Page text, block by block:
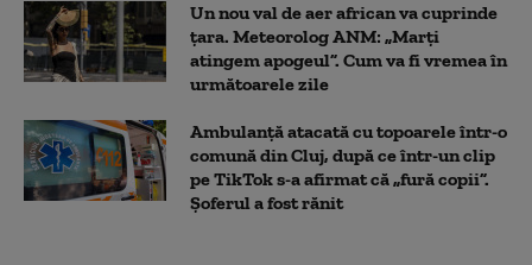
Un nou val de aer african va cuprinde
țara. Meteorolog ANM: „Marți
atingem apogeul”. Cum va fi vremea în
următoarele zile
Ambulanţă atacată cu topoarele într-o
comună din Cluj, după ce într-un clip
pe TikTok s-a afirmat că „fură copii”.
Șoferul a fost rănit